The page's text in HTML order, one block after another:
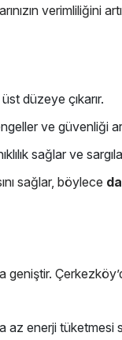
verimliliğini
düzeye çıkarır.
ve güvenliği
sağlar ve
sağlar, böylece
geniştir.
az enerji tüketmesi